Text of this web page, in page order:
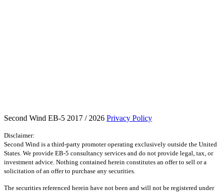
Second Wind EB-5 2017 / 2026 Privacy Policy
Disclaimer:
Second Wind is a third-party promoter operating exclusively outside the United
States. We provide EB-5 consultancy services and do not provide legal, tax, or
investment advice. Nothing contained herein constitutes an offer to sell or a
solicitation of an offer to purchase any securities.
The securities referenced herein have not been and will not be registered under